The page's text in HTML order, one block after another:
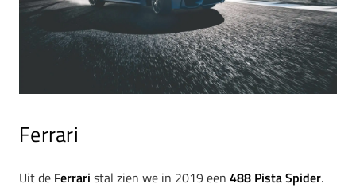
Ferrari
Uit de Ferrari stal zien we in 2019 een 488 Pista Spider.